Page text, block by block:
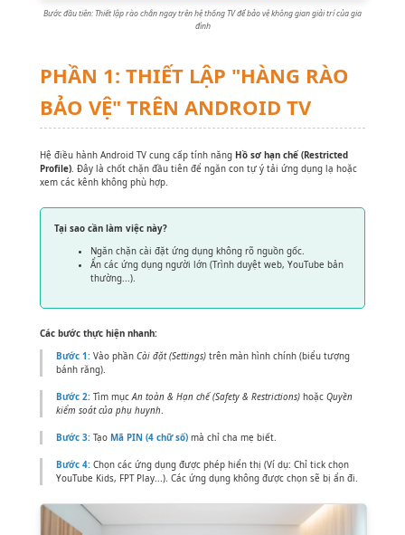
Bước đầu tiên: Thiết lập rào chắn ngay trên hệ thống TV để bảo vệ không gian giải trí của gia
đình
PHẦN 1: THIẾT LẬP "HÀNG RÀO
BẢO VỆ" TRÊN ANDROID TV
Hệ điều hành Android TV cung cấp tính năng Hồ sơ hạn chế (Restricted
Profile). Đây là chốt chặn đầu tiên để ngăn con tự ý tải ứng dụng lạ hoặc
xem các kênh không phù hợp.
Tại sao cần làm việc này?
Ngăn chặn cài đặt ứng dụng không rõ nguồn gốc.
Ẩn các ứng dụng người lớn (Trình duyệt web, YouTube bản
thường...).
Các bước thực hiện nhanh:
Bước 1: Vào phần Cài đặt (Settings) trên màn hình chính (biểu tượng
bánh răng).
Bước 2: Tìm mục An toàn & Hạn chế (Safety & Restrictions) hoặc Quyền
kiểm soát của phụ huynh
Bước 3: Tạo Mã PIN (4 chữ số) mà chỉ cha mẹ biết.
Bước 4: Chọn các ứng dụng được phép hiển thị (Ví dụ: Chỉ tick chọn
YouTube Kids, FPT Play...). Các ứng dụng không được chọn sẽ bị ẩn đi.